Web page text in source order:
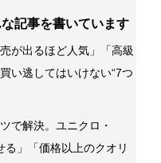
記事を書いています
が出るほど人気」「高級
い逃してはいけない“7つ
で解決。ユニクロ・
」「価格以上のクオリ